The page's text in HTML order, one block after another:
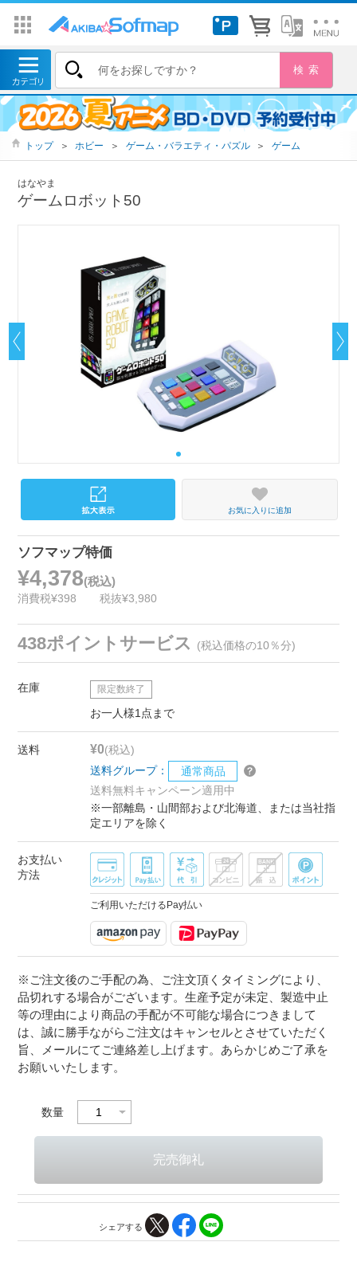
トップ ＞ ホビー ＞ ゲーム・バラエティ・パズル ＞ ゲーム
はなやま
ゲームロボット50
お気に入りに追加
ソフマップ特価
¥4,378(税込)
消費税¥398 税抜¥3,980
438ポイントサービス (税込価格の10％分)
在庫 限定数終了
お一人様1点まで
送料 ¥0(税込)
送料グループ：
通常商品
送料無料キャンペーン適用中
※一部離島・山間部および北海道、または当社指
定エリアを除く
お支払い
方法
ご利用いただけるPay払い
※ご注文後のご手配の為、ご注文頂くタイミングにより、
品切れする場合がございます。生産予定が未定、製造中止
等の理由により商品の手配が不可能な場合につきまして
は、誠に勝手ながらご注文はキャンセルとさせていただく
旨、メールにてご連絡差し上げます。あらかじめご了承を
お願いいたします。
数量
シェアする